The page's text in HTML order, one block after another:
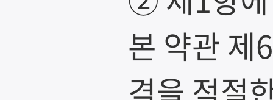
본 약관 제